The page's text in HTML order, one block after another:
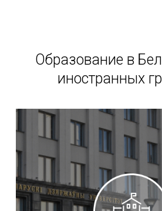
Образование в
иностранных